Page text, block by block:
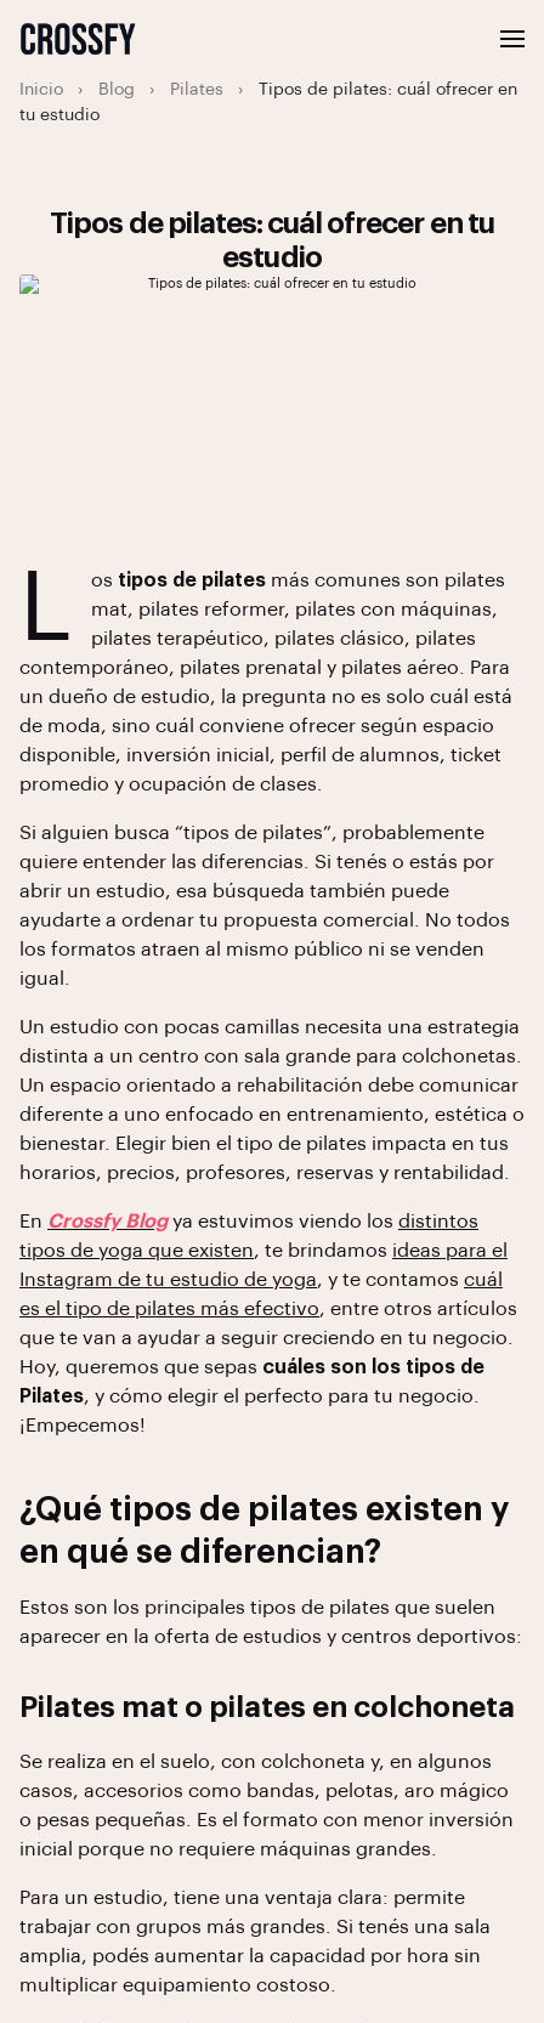
Inicio › Blog › Pilates ›
Tipos de pilates: cuál ofrecer en
tu estudio
Tipos de pilates: cuál ofrecer en tu
estudio
L os tipos de pilates más comunes son pilates
mat, pilates reformer, pilates con máquinas,
pilates terapéutico, pilates clásico, pilates
contemporáneo, pilates prenatal y pilates aéreo. Para
un dueño de estudio, la pregunta no es solo cuál está
de moda, sino cuál conviene ofrecer según espacio
disponible, inversión inicial, perfil de alumnos, ticket
promedio y ocupación de clases.
Si alguien busca “tipos de pilates”, probablemente
quiere entender las diferencias. Si tenés o estás por
abrir un estudio, esa búsqueda también puede
ayudarte a ordenar tu propuesta comercial. No todos
los formatos atraen al mismo público ni se venden
igual.
Un estudio con pocas camillas necesita una estrategia
distinta a un centro con sala grande para colchonetas.
Un espacio orientado a rehabilitación debe comunicar
diferente a uno enfocado en entrenamiento, estética o
bienestar. Elegir bien el tipo de pilates impacta en tus
horarios, precios, profesores, reservas y rentabilidad.
En Crossfy Blogya estuvimos viendo los distintos
tipos de yoga que existen, te brindamos ideas para el
Instagram de tu estudio de yoga, y te contamos cuál
es el tipo de pilates más efectivo, entre otros artículos
que te van a ayudar a seguir creciendo en tu negocio.
Hoy, queremos que sepas cuáles son los tipos de
Pilates, y cómo elegir el perfecto para tu negocio.
¡Empecemos!
¿Qué tipos de pilates existen y
en qué se diferencian?
Estos son los principales tipos de pilates que suelen
aparecer en la oferta de estudios y centros deportivos:
Pilates mat o pilates en colchoneta
Se realiza en el suelo, con colchoneta y, en algunos
casos, accesorios como bandas, pelotas, aro mágico
o pesas pequeñas. Es el formato con menor inversión
inicial porque no requiere máquinas grandes.
Para un estudio, tiene una ventaja clara: permite
trabajar con grupos más grandes. Si tenés una sala
amplia, podés aumentar la capacidad por hora sin
multiplicar equipamiento costoso.